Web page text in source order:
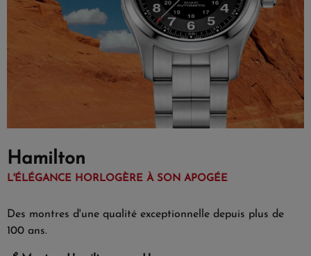
Hamilton
L'ÉLÉGANCE HORLOGÈRE À SON APOGÉE
Des montres d'une qualité exceptionnelle depuis plus de
100 ans.